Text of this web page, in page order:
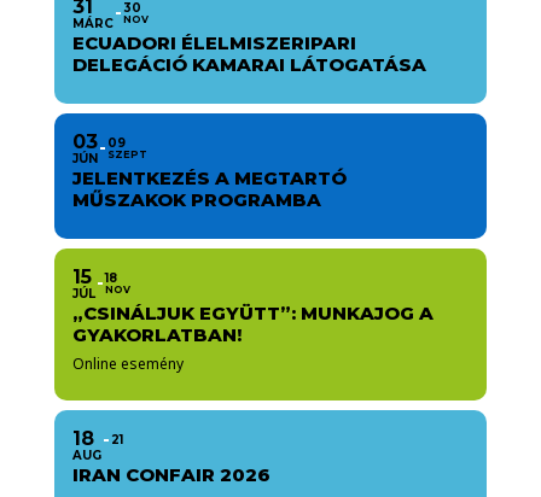
31
MÁRC
30
NOV
ECUADORI ÉLELMISZERIPARI
DELEGÁCIÓ KAMARAI LÁTOGATÁSA
03
JÚN
09
SZEPT
JELENTKEZÉS A MEGTARTÓ
MŰSZAKOK PROGRAMBA
15
JÚL
18
NOV
„CSINÁLJUK EGYÜTT”: MUNKAJOG A
GYAKORLATBAN!
Online esemény
18
AUG
21
IRAN CONFAIR 2026